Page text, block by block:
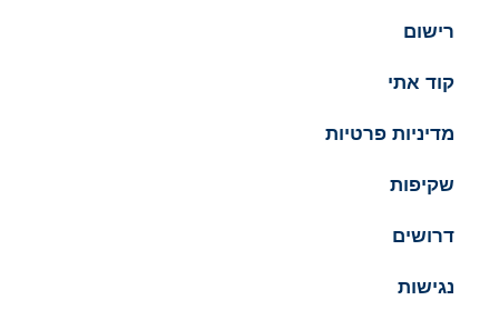
רישום
קוד אתי
מדיניות פרטיות
שקיפות
דרושים
נגישות